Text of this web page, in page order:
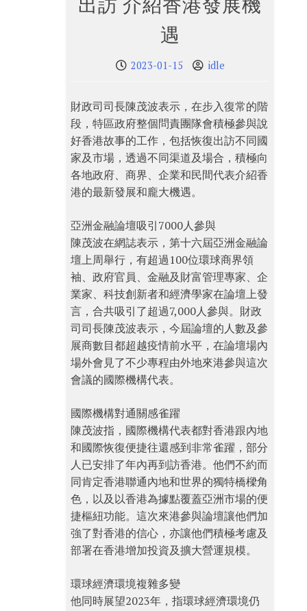
出訪 介紹香港發展機
遇
2023-01-15 idle
財政司司長陳茂波表示，在步入復常的階
段，特區政府整個問責團隊會積極參與說
好香港故事的工作，包括恢復出訪不同國
家及市場，透過不同渠道及場合，積極向
各地政府、商界、企業和民間代表介紹香
港的最新發展和龐大機遇。
亞洲金融論壇吸引7000人參與
陳茂波在網誌表示，第十六屆亞洲金融論
壇上周舉行，有超過100位環球商界領
袖、政府官員、金融及財富管理專家、企
業家、科技創新者和經濟學家在論壇上發
言，合共吸引了超過7,000人參與。財政
司司長陳茂波表示，今屆論壇的人數及參
展商數目都超越疫情前水平，在論壇場內
場外會見了不少專程由外地來港參與這次
會議的國際機構代表。
國際機構對通關感雀躍
陳茂波指，國際機構代表都對香港跟內地
和國際恢復便捷往還感到非常雀躍，部分
人已安排了年內再到訪香港。他們不約而
同肯定香港聯通內地和世界的獨特橋樑角
色，以及以香港為據點覆蓋亞洲市場的便
捷樞紐功能。這次來港參與論壇讓他們加
強了對香港的信心，亦讓他們積極考慮及
部署在香港增加投資及擴大營運規模。
環球經濟環境複雜多變
他同時展望2023年，指環球經濟環境仍